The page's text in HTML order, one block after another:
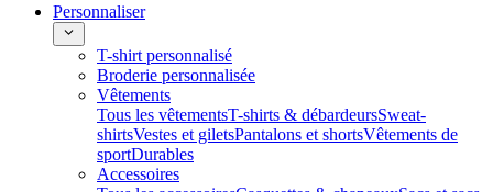
Personnaliser
T-shirt personnalisé
Broderie personnalisée
Vêtements
Tous les vêtementsT-shirts & débardeursSweat-
shirtsVestes et giletsPantalons et shortsVêtements de
sportDurables
Accessoires